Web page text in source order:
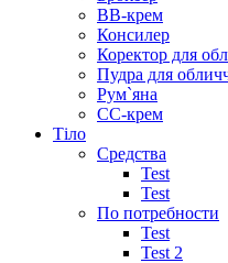
ВВ-крем
Консилер
Коректор для
Пудра для
Рум`яна
СС-крем
Тіло
Средства
Test
Test
По потребности
Test
Test 2